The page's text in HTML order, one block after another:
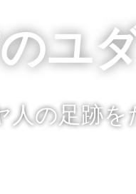
ユ
人の足跡を